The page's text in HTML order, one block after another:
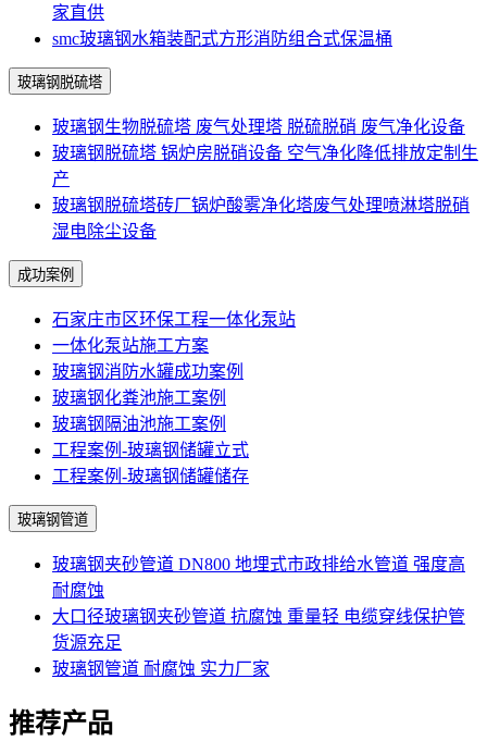
家直供
smc玻璃钢水箱装配式方形消防组合式保温桶
玻璃钢脱硫塔
玻璃钢生物脱硫塔 废气处理塔 脱硫脱硝 废气净化设备
玻璃钢脱硫塔 锅炉房脱硝设备 空气净化降低排放定制生
产
玻璃钢脱硫塔砖厂锅炉酸雾净化塔废气处理喷淋塔脱硝
湿电除尘设备
成功案例
石家庄市区环保工程一体化泵站
一体化泵站施工方案
玻璃钢消防水罐成功案例
玻璃钢化粪池施工案例
玻璃钢隔油池施工案例
工程案例-玻璃钢储罐立式
工程案例-玻璃钢储罐储存
玻璃钢管道
玻璃钢夹砂管道 DN800 地埋式市政排给水管道 强度高
耐腐蚀
大口径玻璃钢夹砂管道 抗腐蚀 重量轻 电缆穿线保护管
货源充足
玻璃钢管道 耐腐蚀 实力厂家
推荐产品